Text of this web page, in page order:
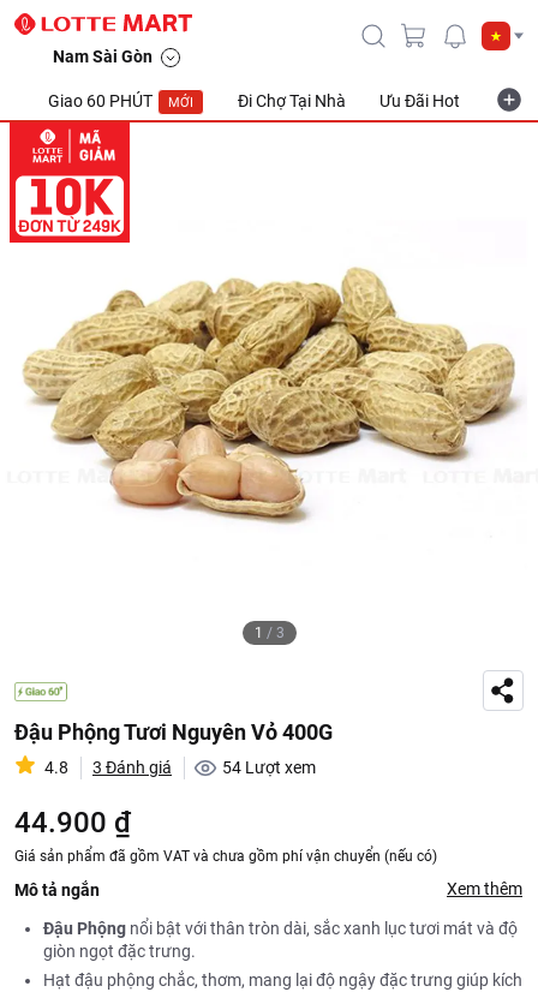
Nam Sài Gòn
Giao 60 PHÚT MỚI Đi Chợ Tại Nhà Ưu Đãi Hot
1 / 3
Đậu Phộng Tươi Nguyên Vỏ 400G
4.8 3 Đánh giá 54 Lượt xem
44.900 ₫
Giá sản phẩm đã gồm VAT và chưa gồm phí vận chuyển (nếu có)
Mô tả ngắn Xem thêm
Đậu Phộng nổi bật với thân tròn dài, sắc xanh lục tươi mát và độ
giòn ngọt đặc trưng.
Hạt đậu phộng chắc, thơm, mang lại độ ngậy đặc trưng giúp kích